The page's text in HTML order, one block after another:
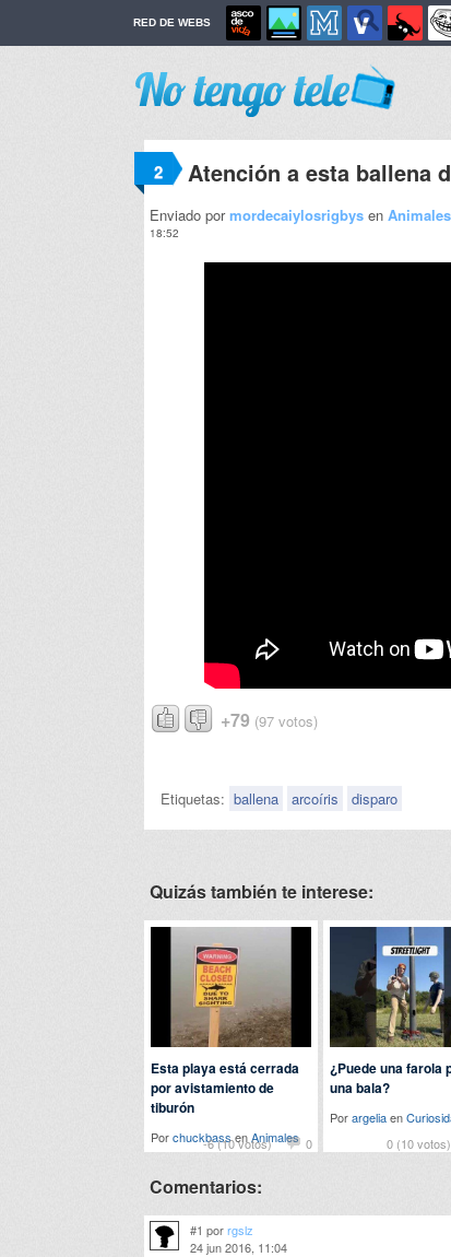
RED DE WEBS
2 Atención a esta ballena
Enviado pormordecaiylosrigbys en Animales
18:52
+79 (97 votos)
Etiquetas: ballena arcoíris disparo
Quizás también te interese:
-6 (10 votos) 0
Esta playa está cerrada
por avistamiento de
tiburón
PorchuckbassenAnimales 0 (10 votos)
¿Puede una farola
una bala?
Porargeliaen
Comentarios:
#1 porrgslz
24 jun 2016, 11:04